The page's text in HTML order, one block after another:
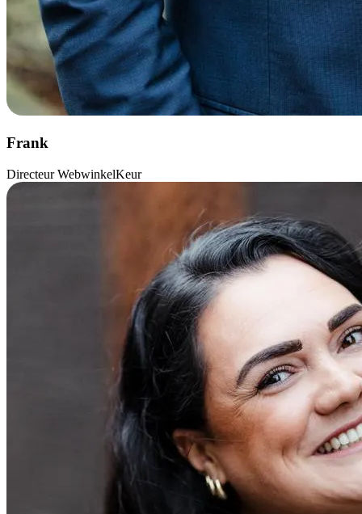
Frank
Directeur WebwinkelKeur